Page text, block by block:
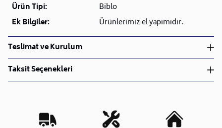
Ürün Tipi:
Biblo
Ek Bilgiler:
Ürünlerimiz el yapımıdır.
Teslimat ve Kurulum
Teslimat ve Kurulum
• Siparişlerinizi aldıktan sonra en kısa sürede işleme
Kargo süreçlerimizi güçlü lojistik ağımızla
destekleyerek, teslimatı en hızlı şekilde
Taksit Seçenekleri